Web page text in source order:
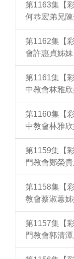
第1163集【
何恭宏弟兄
第1162集【
會許惠貞姊妹
第1161集【
中教會林雅
第1160集【
中教會林雅
第1159集【
門教會鄭榮
第1158集【
教會蔡淑蕙姊
第1157集【
門教會郭清